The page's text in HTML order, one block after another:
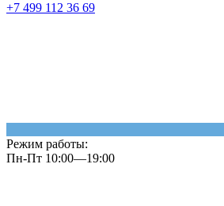
+7 499 112 36 69
Режим работы:
Пн-Пт 10:00—19:00